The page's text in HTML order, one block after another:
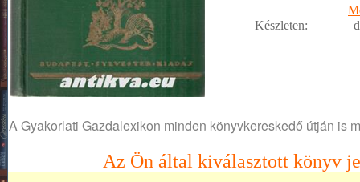
Készleten:
A Gyakorlati Gazdalexikon minden könyvkereskedő útján is
Az Ön által kiválasztott könyv